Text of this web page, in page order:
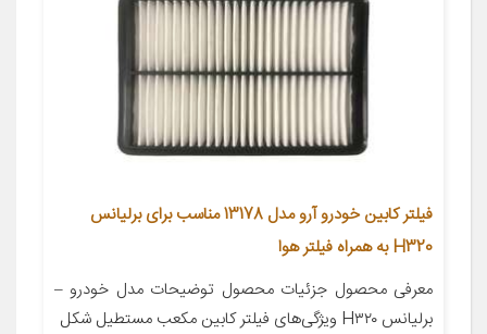
فیلتر کابین خودرو آرو مدل 13178 مناسب برای برلیانس
H320 به همراه فیلتر هوا
معرفی محصول جزئیات محصول توضیحات مدل خودرو –
برلیانس H۳۲۰ ویژگی‌های فیلتر کابین مکعب مستطیل شکل